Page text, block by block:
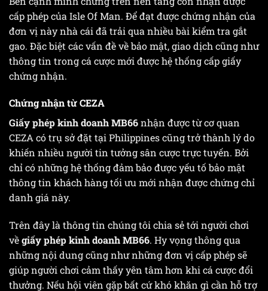
cấp phép của Isle Of Man. Để đạt được chứng nhận của
đơn vị này nhà cái đã trải qua nhiều bài kiểm tra gắt
gao. Đặc biệt các vấn đề về bảo mật, giao dịch cũng như
thông tin trong cá cược mới được hệ thống cấp giấy
chứng nhận.
Chứng nhận từ CEZA
Giấy phép kinh doanh MB66nhận được từ cơ quan
CEZA có trụ sở đặt tại Philippines cũng trở thành lý do
khiến nhiều người tin tưởng sân cược trực tuyến. Bởi
chỉ có những hệ thống đảm bảo được yếu tố bảo mật
thông tin khách hàng tối ưu mới nhận được chứng chỉ
danh giá này.
Trên đây là thông tin chúng tôi chia sẻ tới người chơi
vềgiấy phép kinh doanh MB66. Hy vọng thông qua
những nội dung cũng như những đơn vị cấp phép sẽ
giúp người chơi cảm thấy yên tâm hơn khi cá cược đổi
thưởng. Nếu hội viên gặp bất cứ khó khăn gì cần hỗ trợ